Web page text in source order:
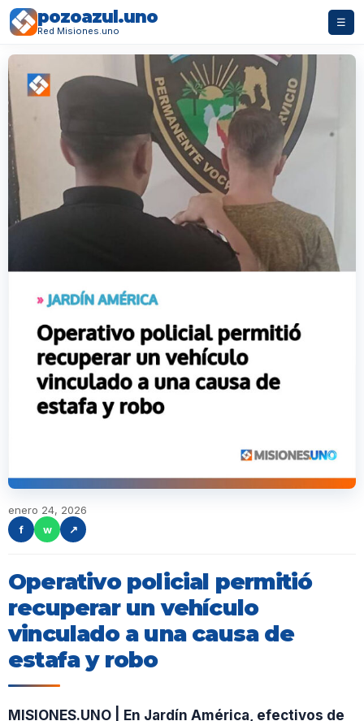
pozoazul.uno
Red Misiones.uno
☰
enero 24, 2026
f
w ↗
Operativo policial permitió
recuperar un vehículo
vinculado a una causa de
estafa y robo
MISIONES.UNO | En Jardín América, efectivos de